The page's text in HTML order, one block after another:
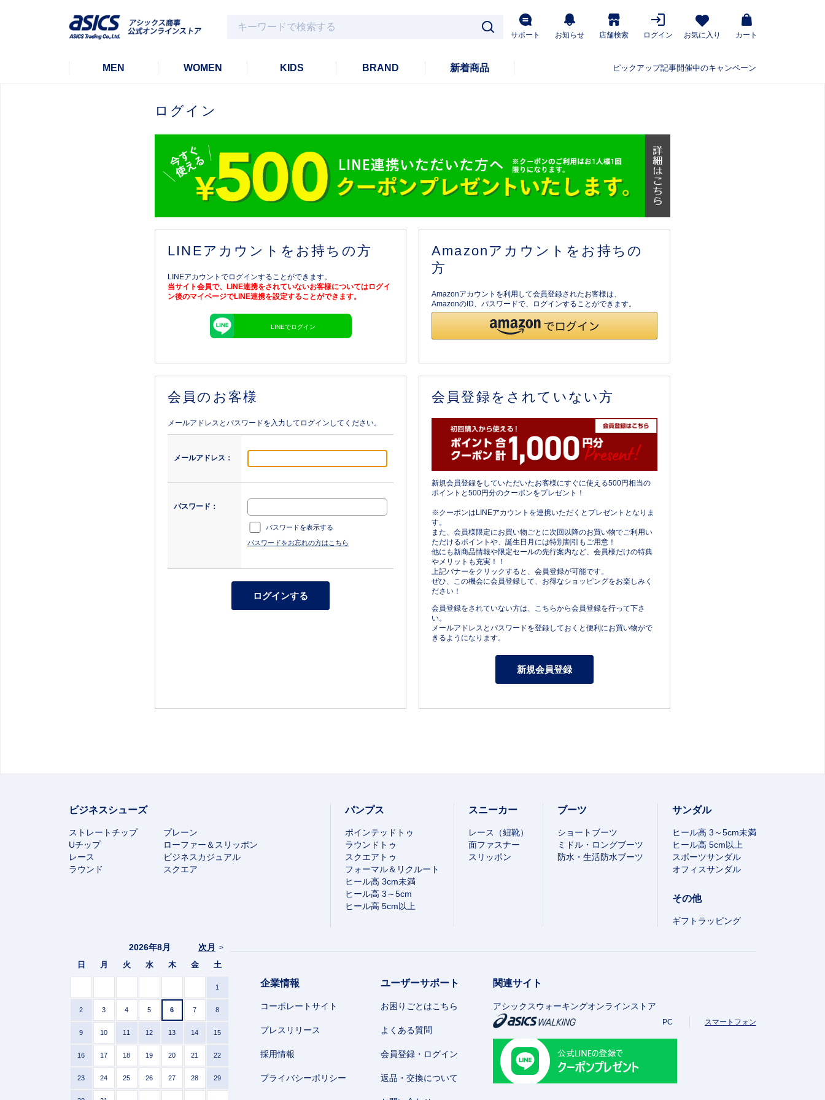
サポート お知らせ 店舗検索 ログイン お気に入り カート
MEN WOMEN KIDS BRAND 新着商品 ピックアップ記事開催中のキャンペーン
ログイン
LINEアカウントをお持ちの方
LINEアカウントでログインすることができます。
当サイト会員で、LINE連携をされていないお客様についてはログイ
ン後のマイページでLINE連携を設定することができます。
LINEでログイン
Amazonアカウントをお持ちの
方
Amazonアカウントを利用して会員登録されたお客様は、
AmazonのID、パスワードで、ログインすることができます。
会員のお客様
メールアドレスとパスワードを入力してログインしてください。
メールアドレス：
パスワード：
パスワードを表示する
パスワードをお忘れの方はこちら
会員登録をされていない方
新規会員登録をしていただいたお客様にすぐに使える500円相当の
ポイントと500円分のクーポンをプレゼント！
※クーポンはLINEアカウントを連携いただくとプレゼントとなりま
す。
また、会員様限定にお買い物ごとに次回以降のお買い物でご利用い
ただけるポイントや、誕生日月には特別割引もご用意！
他にも新商品情報や限定セールの先行案内など、会員様だけの特典
やメリットも充実！！
上記バナーをクリックすると、会員登録が可能です。
ぜひ、この機会に会員登録して、お得なショッピングをお楽しみく
ださい！
会員登録をされていない方は、こちらから会員登録を行って下さ
い。
メールアドレスとパスワードを登録しておくと便利にお買い物がで
きるようになります。
ビジネスシューズ
ストレートチップ
プレーン
Uチップ
ローファー＆スリッポン
レース
ビジネスカジュアル
ラウンド
スクエア
パンプス
ポインテッドトゥ
ラウンドトゥ
スクエアトゥ
フォーマル＆リクルート
ヒール高 3cm未満
ヒール高 3～5cm
ヒール高 5cm以上
スニーカー
レース（紐靴）
面ファスナー
スリッポン
ブーツ
ショートブーツ
ミドル・ロングブーツ
防水・生活防水ブーツ
サンダル
ヒール高 3～5cm未満
ヒール高 5cm以上
スポーツサンダル
オフィスサンダル
その他
ギフトラッピング
次月 >
2026年8月
日 月 火 水 木 金 土
1
2 3 4 5 6 7 8
9 10 11 12 13 14 15
16 17 18 19 20 21 22
23 24 25 26 27 28 29
企業情報
コーポレートサイト
プレスリリース
採用情報
プライバシーポリシー
ユーザーサポート
お困りごとはこちら
よくある質問
会員登録・ログイン
返品・交換について
関連サイト
アシックスウォーキングオンラインストア
PC スマートフォン